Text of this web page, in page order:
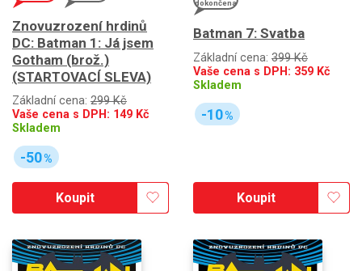
Znovuzrození hrdinů
DC: Batman 1: Já jsem
Gotham (brož.)
(STARTOVACÍ SLEVA)
Základní cena: 299 Kč
Vaše cena s DPH: 149 Kč
Skladem
-50%
Koupit
dokončena
Batman 7: Svatba
Základní cena: 399 Kč
Vaše cena s DPH: 359 Kč
Skladem
-10%
Koupit